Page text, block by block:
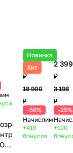
Новинка
Хит
8 316
₽
18 900
₽
-56%
Начислим
+416
бонусов
2 399
₽
3 198
₽
-25%
+120